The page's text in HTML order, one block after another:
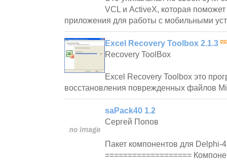
VCL и ActiveX, которая
приложения для работы с мобильными
Excel Recovery Toolbox 2.1.3
Recovery ToolBox
Excel Recovery Toolbox это
восстановления поврежденных файлов
saPack40 1.2
Сергей Попов
Пакет компонентов для Delphi-
===================